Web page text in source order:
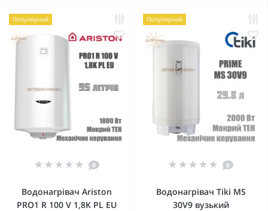
Популярний
0
Водонагрівач Ariston
PRO1 R 100 V 1,8K PL EU
Популярний
0
Водонагрівач Tiki MS
30V9 вузький